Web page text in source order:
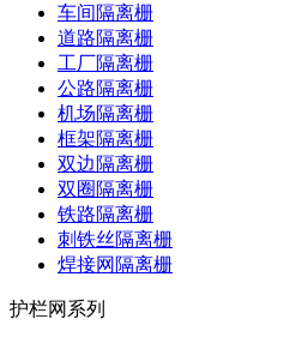
车间隔离栅
道路隔离栅
工厂隔离栅
公路隔离栅
机场隔离栅
框架隔离栅
双边隔离栅
双圈隔离栅
铁路隔离栅
刺铁丝隔离栅
焊接网隔离栅
护栏网系列